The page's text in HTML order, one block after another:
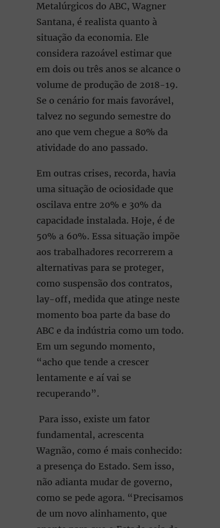
Metalúrgicos do ABC, Wagner
Santana, é realista quanto à
situação da economia. Ele
considera razoável estimar que
em dois ou três anos se alcance o
volume de produção de 2018-19.
Se o cenário for mais favorável,
talvez no segundo semestre do
ano que vem chegue a 80% da
atividade do ano passado.
Em outras crises, recorda, havia
uma situação de ociosidade que
oscilava entre 20% e 30% da
capacidade instalada. Hoje, é de
50% a 60%. Essa situação impõe
aos trabalhadores recorrerem a
alternativas para se proteger,
como suspensão dos contratos,
lay-off, medida que atinge neste
momento boa parte da base do
ABC e da indústria como um todo.
Em um segundo momento,
“acho que tende a crescer
lentamente e aí vai se
recuperando”.
Para isso, existe um fator
fundamental, acrescenta
Wagnão, como é mais conhecido:
a presença do Estado. Sem isso,
não adianta mudar de governo,
como se pede agora. “Precisamos
de um novo alinhamento, que